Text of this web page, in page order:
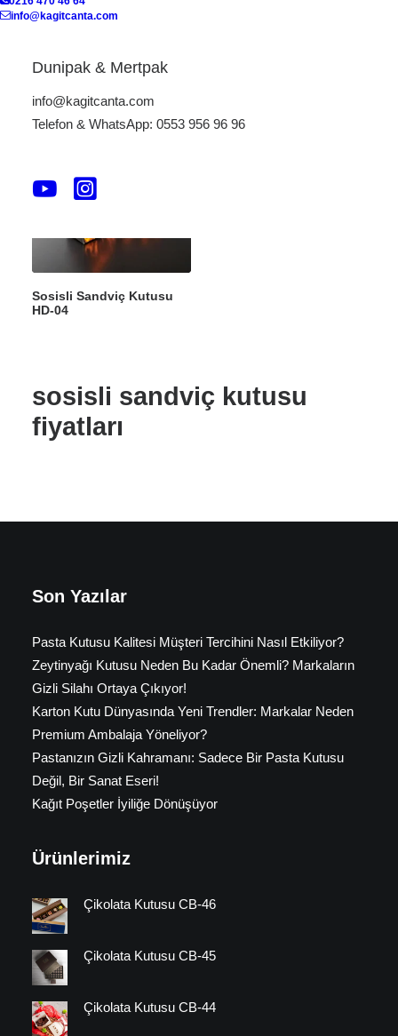
info@kagitcanta.com
Dunipak & Mertpak
info@kagitcanta.com
Telefon & WhatsApp: 0553 956 96 96
Sosisli Sandviç Kutusu
Sosisli Sandviç Kutusu
HD-04
sosisli sandviç kutusu
fiyatları
Son Yazılar
Pasta Kutusu Kalitesi Müşteri Tercihini Nasıl Etkiliyor?
Zeytinyağı Kutusu Neden Bu Kadar Önemli? Markaların
Gizli Silahı Ortaya Çıkıyor!
Karton Kutu Dünyasında Yeni Trendler: Markalar Neden
Premium Ambalaja Yöneliyor?
Pastanızın Gizli Kahramanı: Sadece Bir Pasta Kutusu
Değil, Bir Sanat Eseri!
Kağıt Poşetler İyiliğe Dönüşüyor
Ürünlerimiz
Çikolata Kutusu CB-46
Çikolata Kutusu CB-45
Çikolata Kutusu CB-44